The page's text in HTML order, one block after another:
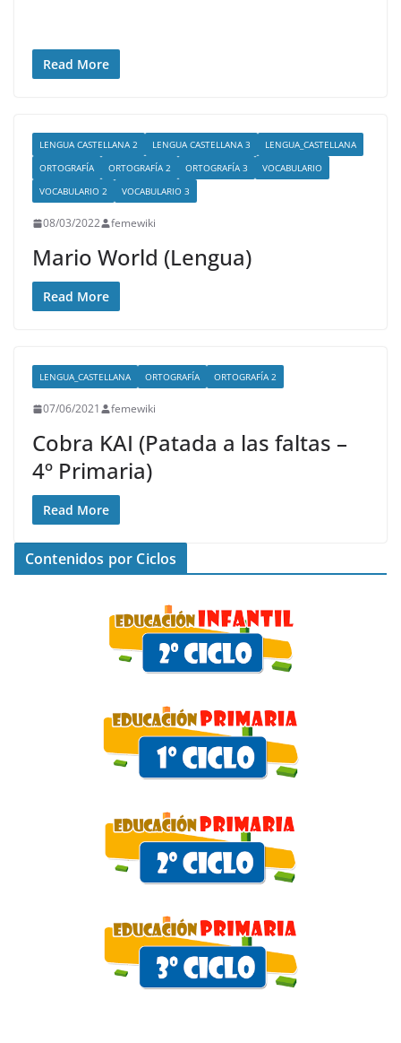
Read More
LENGUA CASTELLANA 2 LENGUA CASTELLANA 3
LENGUA_CASTELLANA
ORTOGRAFÍA
ORTOGRAFÍA 2 ORTOGRAFÍA 3
VOCABULARIO
VOCABULARIO 2
VOCABULARIO 3
08/03/2022 femewiki
Mario World (Lengua)
Read More
LENGUA_CASTELLANA ORTOGRAFÍA ORTOGRAFÍA 2
07/06/2021 femewiki
Cobra KAI (Patada a las faltas –
4º Primaria)
Read More
Contenidos por Ciclos